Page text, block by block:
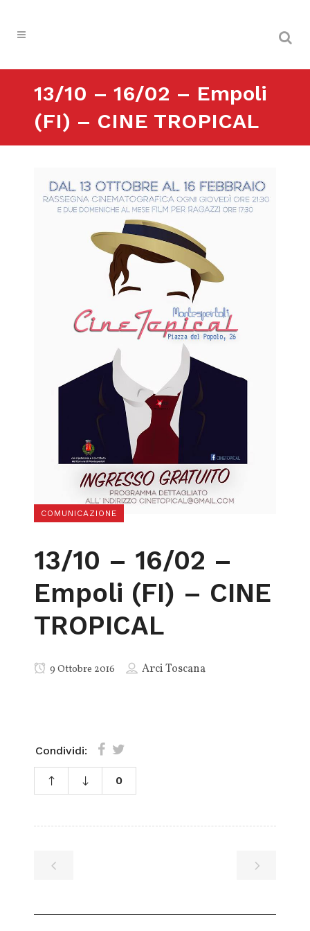
13/10 – 16/02 – Empoli
(FI) – CINE TROPICAL
COMUNICAZIONE
13/10 – 16/02 –
Empoli (FI) – CINE
TROPICAL
9 Ottobre 2016 Arci Toscana
Condividi:
0